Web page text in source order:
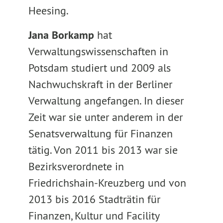
Heesing.
Jana Borkamp hat
Verwaltungswissenschaften in
Potsdam studiert und 2009 als
Nachwuchskraft in der Berliner
Verwaltung angefangen. In dieser
Zeit war sie unter anderem in der
Senatsverwaltung für Finanzen
tätig. Von 2011 bis 2013 war sie
Bezirksverordnete in
Friedrichshain-Kreuzberg und von
2013 bis 2016 Stadträtin für
Finanzen, Kultur und Facility